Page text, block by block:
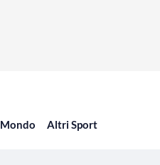
Mondo Altri Sport